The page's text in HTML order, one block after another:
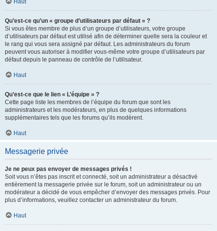
Haut
Qu’est-ce qu’un « groupe d’utilisateurs par défaut » ?
Si vous êtes membre de plus d’un groupe d’utilisateurs, votre groupe
d’utilisateurs par défaut est utilisé afin de déterminer quelle sera la couleur et
le rang qui vous sera assigné par défaut. Les administrateurs du forum
peuvent vous autoriser à modifier vous-même votre groupe d’utilisateurs par
défaut depuis le panneau de contrôle de l’utilisateur.
Haut
Qu’est-ce que le lien « L’équipe » ?
Cette page liste les membres de l’équipe du forum que sont les
administrateurs et les modérateurs, en plus de quelques informations
supplémentaires tels que les forums qu’ils modèrent.
Haut
Messagerie privée
Je ne peux pas envoyer de messages privés !
Soit vous n’êtes pas inscrit et connecté, soit un administrateur a désactivé
entièrement la messagerie privée sur le forum, soit un administrateur ou un
modérateur a décidé de vous empêcher d’envoyer des messages privés. Pour
plus d’informations, veuillez contacter un administrateur du forum.
Haut